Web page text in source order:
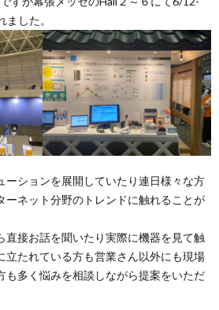
した。
ーションを展開していたり連日様々な方
ーネット分野のトレンドに触れることが
直接お話を聞いたり実際に機器を見て触
立たれている方も営業さん以外にも現場
も多く悩みを相談しながら提案をいただ